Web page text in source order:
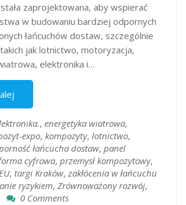
zaprojektowana, aby wspierać
w budowaniu bardziej odpornych
łańcuchów dostaw, szczególnie
jak lotnictwo, motoryzacja,
elektronika i…
, energetyka wiatrowa,
expo, kompozyty, lotnictwo,
łańcucha dostaw, panel
cyfrowa, przemysł kompozytowy,
, targi Kraków, zakłócenia w łańcuchu
ryzykiem, Zrównoważony rozwój,
0 Comments